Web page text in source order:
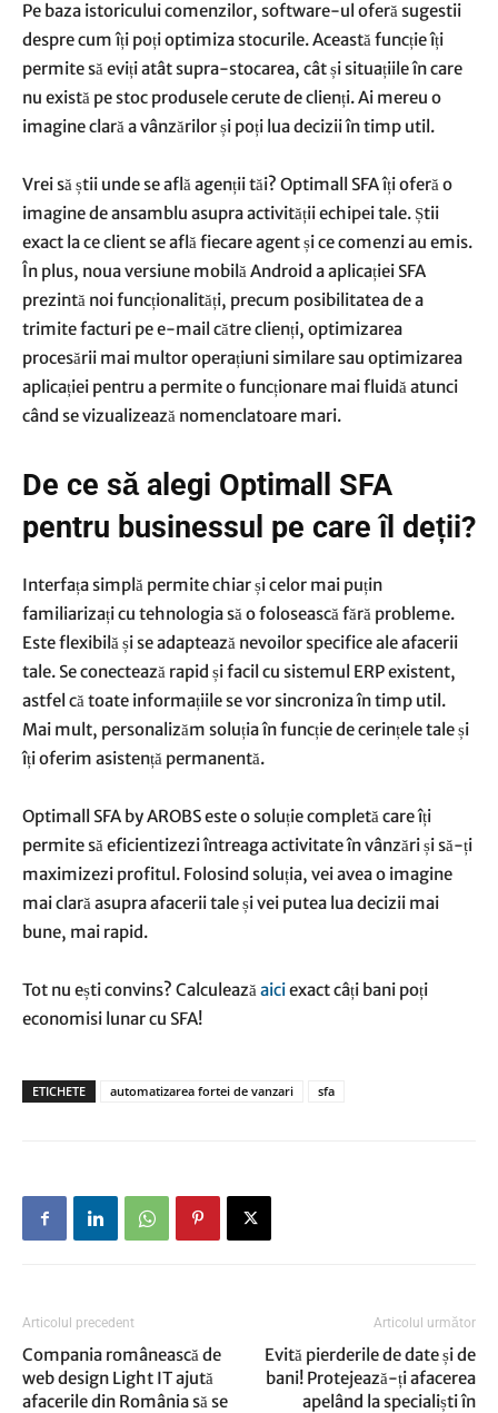
Pe baza istoricului comenzilor, software-ul oferă sugestii
despre cum îți poți optimiza stocurile. Această funcție îți
permite să eviți atât supra-stocarea, cât și situațiile în care
nu există pe stoc produsele cerute de clienți. Ai mereu o
imagine clară a vânzărilor și poți lua decizii în timp util.
Vrei să știi unde se află agenții tăi? Optimall SFA îți oferă o
imagine de ansamblu asupra activității echipei tale. Știi
exact la ce client se află fiecare agent și ce comenzi au emis.
În plus, noua versiune mobilă Android a aplicației SFA
prezintă noi funcționalități, precum posibilitatea de a
trimite facturi pe e-mail către clienți, optimizarea
procesării mai multor operațiuni similare sau optimizarea
aplicației pentru a permite o funcționare mai fluidă atunci
când se vizualizează nomenclatoare mari.
De ce să alegi Optimall SFA
pentru businessul pe care îl deții?
Interfața simplă permite chiar și celor mai puțin
familiarizați cu tehnologia să o folosească fără probleme.
Este flexibilă și se adaptează nevoilor specifice ale afacerii
tale. Se conectează rapid și facil cu sistemul ERP existent,
astfel că toate informațiile se vor sincroniza în timp util.
Mai mult, personalizăm soluția în funcție de cerințele tale și
îți oferim asistență permanentă.
Optimall SFA by AROBS este o soluție completă care îți
permite să eficientizezi întreaga activitate în vânzări și să-ți
maximizezi profitul. Folosind soluția, vei avea o imagine
mai clară asupra afacerii tale și vei putea lua decizii mai
bune, mai rapid.
Tot nu ești convins? Calculeazăaiciexact câți bani poți
economisi lunar cu SFA!
ETICHETE automatizarea fortei de vanzari sfa
Articolul precedent
Compania românească de
web design Light IT ajută
afacerile din România să se
Articolul următor
Evită pierderile de date și de
bani! Protejează-ți afacerea
apelând la specialiști în